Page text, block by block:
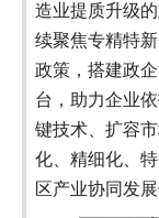
造业提质升级
续聚焦专精特
政策，搭建政
台，助力企业
键技术、扩容
化、精细化、
区产业协同发展